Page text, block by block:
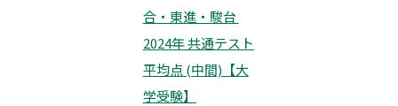
合・東進・駿台
2024年 共通テスト
平均点 (中間)【大
学受験】